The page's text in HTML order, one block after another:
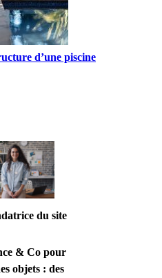
d’une piscine
du site
& Co pour
objets : des